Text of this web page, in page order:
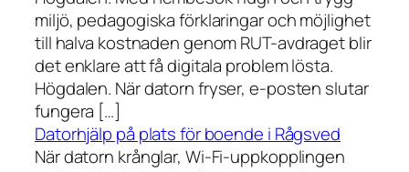
miljö, pedagogiska förklaringar och möjlighet
till halva kostnaden genom RUT-avdraget blir
det enklare att få digitala problem lösta.
Högdalen. När datorn fryser, e-posten slutar
fungera […]
Datorhjälp på plats för boende i Rågsved
När datorn krånglar, Wi-Fi-uppkopplingen